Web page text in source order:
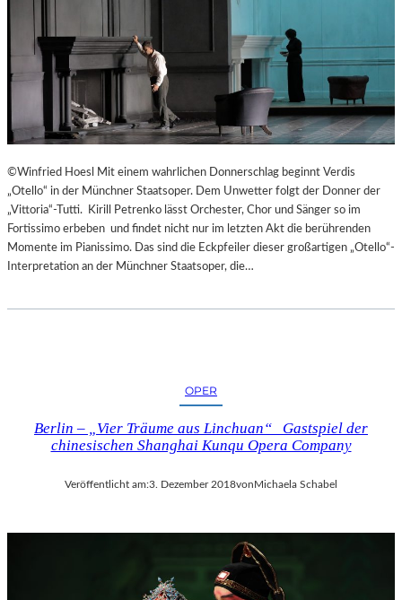
©Winfried Hoesl Mit einem wahrlichen Donnerschlag beginnt Verdis
„Otello“ in der Münchner Staatsoper. Dem Unwetter folgt der Donner der
„Vittoria“-Tutti. Kirill Petrenko lässt Orchester, Chor und Sänger so im
Fortissimo erbeben und findet nicht nur im letzten Akt die berührenden
Momente im Pianissimo. Das sind die Eckpfeiler dieser großartigen „Otello“-
Interpretation an der Münchner Staatsoper, die…
OPER
Berlin – „Vier Träume aus Linchuan“ Gastspiel der
chinesischen Shanghai Kunqu Opera Company
Veröffentlicht am:3. Dezember 2018vonMichaela Schabel